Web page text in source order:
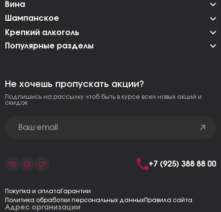
Вина
Шампанское
Крепкий алкоголь
Популярные разделы
Адрес организации
Не хочешь пропускать акции?
Подпишись на рассылку чтоб быть в курсе всех новых акций и
скидок
+7 (925) 388 88 00
Покупка и оплата Гарантии
Политика обработки персональных данныхПравила сайта